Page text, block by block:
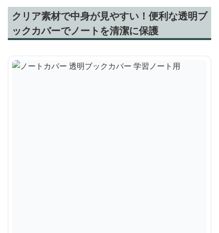
クリア素材で中身が見やすい！便利な透明ブ
ックカバーでノートを清潔に保護